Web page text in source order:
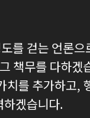
를 걷는 언론으
책무를 다하겠
치를 추가하고,
하겠습니다.